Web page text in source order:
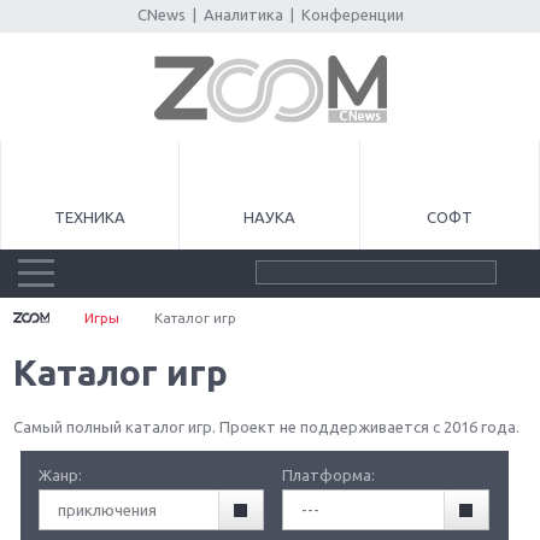
CNews Аналитика Конференции
ТЕХНИКА НАУКА СОФТ
Игры Каталог игр
Каталог игр
Самый полный каталог игр. Проект не поддерживается с 2016 года.
Жанр:
приключения
Платформа:
---